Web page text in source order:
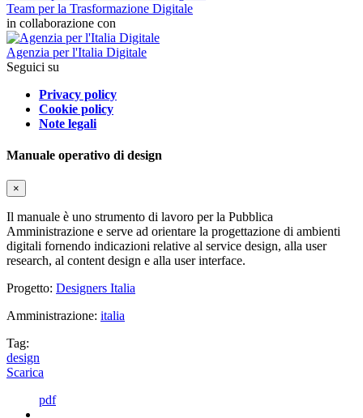
Team per la Trasformazione Digitale
in collaborazione con
Agenzia per l'Italia Digitale
Seguici su
Privacy policy
Cookie policy
Note legali
Manuale operativo di design
×
Il manuale è uno strumento di lavoro per la Pubblica
Amministrazione e serve ad orientare la progettazione di ambienti
digitali fornendo indicazioni relative al service design, alla user
research, al content design e alla user interface.
Progetto: Designers Italia
Amministrazione: italia
Tag:
design
Scarica
pdf